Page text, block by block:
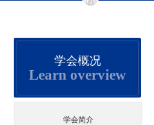
学会概况
Learn overview
学会简介